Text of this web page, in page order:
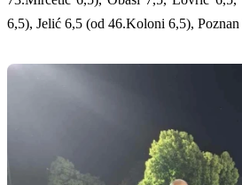
6,5), Jelić 6,5 (od 46.Koloni 6,5), Poznan